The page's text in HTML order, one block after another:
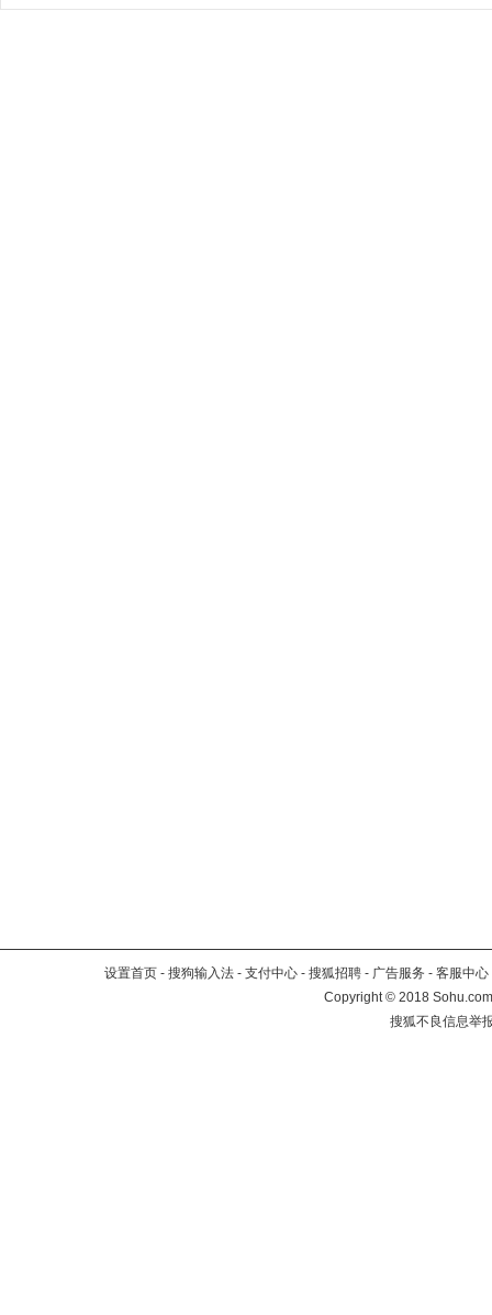
设置首页 - 搜狗输入法 - 支付中心 - 搜狐招聘 - 广告服务 - 客服中心
Copyright©2018
搜狐不良信息举